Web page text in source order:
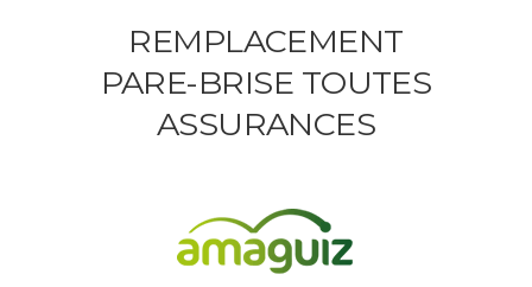
REMPLACEMENT
PARE-BRISE TOUTES
ASSURANCES